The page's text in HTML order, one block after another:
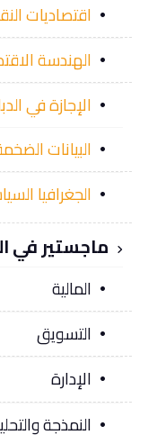
اقتصاديات
الهندسة
الإجازة في
البيانات
الجغرافيا
ماجستير في
المالية
التسويق
الإدارة
النمذجة